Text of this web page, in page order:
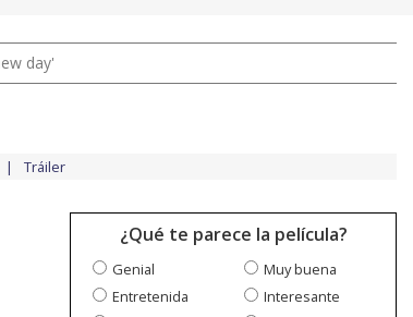
day'
Tráiler
¿Qué te parece la película?
Genial
Muy buena
Entretenida
Interesante